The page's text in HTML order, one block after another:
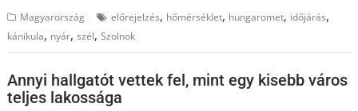
Magyarország előrejelzés, hőmérséklet, hungaromet, időjárás,
kánikula, nyár,szél,Szolnok
Annyi hallgatót vettek fel, mint egy kisebb város
teljes lakossága